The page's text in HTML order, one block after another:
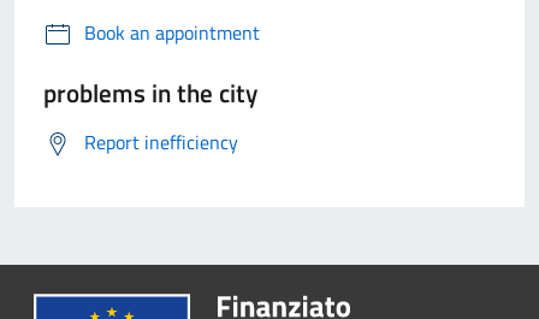
Book an appointment
problems in the city
Report inefficiency